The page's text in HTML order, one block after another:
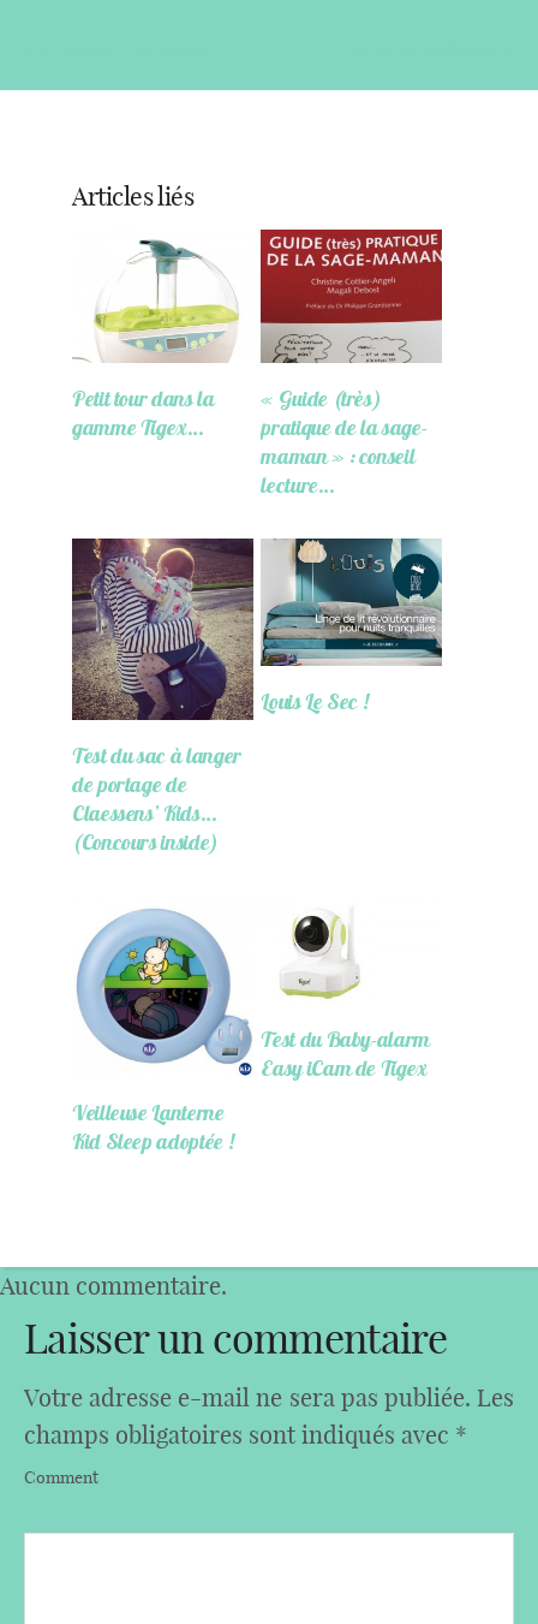
Articles liés
Petit tour dans la
gamme Tigex…
« Guide (très)
pratique de la sage-
maman » : conseil
lecture…
Test du sac à langer
de portage de
Claessens’ Kids…
(Concours inside)
Louis Le Sec !
Veilleuse Lanterne
Kid Sleep adoptée !
Test du Baby-alarm
Easy iCam de Tigex
Aucun commentaire.
Laisser un commentaire
Votre adresse e-mail ne sera pas publiée. Les
champs obligatoires sont indiqués avec *
Comment